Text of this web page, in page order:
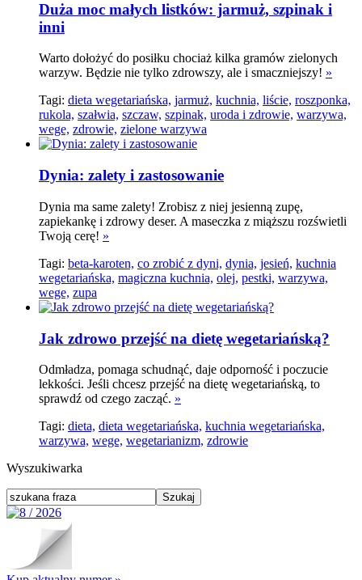
Duża moc małych listków: jarmuż, szpinak i
inni
Warto dołożyć do posiłku chociaż kilka gramów zielonych
warzyw. Będzie nie tylko zdrowszy, ale i smaczniejszy! »
Tagi: dieta wegetariańska, jarmuż, kuchnia, liście, roszponka,
rukola, szałwia, szczaw, szpinak, uroda i zdrowie, warzywa,
wege, zdrowie, zielone warzywa
Dynia: zalety i zastosowanie
Dynia ma same zalety! Zrobisz z niej jesienną zupę,
zapiekankę i zdrowy deser. A maseczka z miąższu rozświetli
Twoją cerę! »
Tagi: beta-karoten, co zrobić z dyni, dynia, jesień, kuchnia
wegetariańska, magiczna kuchnia, olej, pestki, warzywa,
wege, zupa
Jak zdrowo przejść na dietę wegetariańską?
Odmładza, pomaga schudnąć, daje odporność i poczucie
lekkości. Jeśli chcesz przejść na dietę wegetariańską, to
sprawdź od czego zacząć. »
Tagi: dieta, dieta wegetariańska, kuchnia wegetariańska,
warzywa, wege, wegetarianizm, zdrowie
Wyszukiwarka